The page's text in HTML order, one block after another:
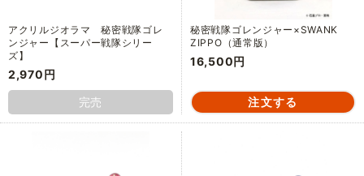
アクリルジオラマ 秘密戦隊ゴレ
ンジャー【スーパー戦隊シリー
ズ】
2,970円
完売
秘密戦隊ゴレンジャー×SWANK
ZIPPO（通常版）
16,500円